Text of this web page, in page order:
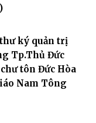
ký quản trị
Tp.Thủ Đức
tôn Đức Hòa
Nam Tông